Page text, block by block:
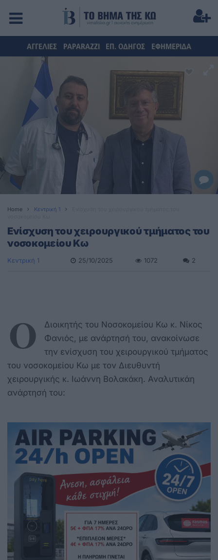
ΑΓΓΕΛΙΕΣ PAPARAZZI ΕΠ. ΟΔΗΓΟΣ ΕΦΗΜΕΡΙΔΑ
Home Κεντρική 1
Ενίσχυση του χειρουργικού τμήματος του
νοσοκομείου Κω
Κεντρική 1 25/10/2025 1072 2
Ο
Διοικητής του Νοσοκομείου Κω κ. Νίκος
Φανιός, με ανάρτησή του, ανακοίνωσε
την ενίσχυση του χειρουργικού τμήματος
του νοσοκομείου Κω με τον Διευθυντή
χειρουργικής κ. Ιωάννη Βολακάκη. Αναλυτικάη
ανάρτησή του: